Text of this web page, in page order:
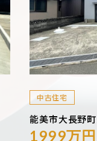
中古住宅
能美市大長野
1999万円